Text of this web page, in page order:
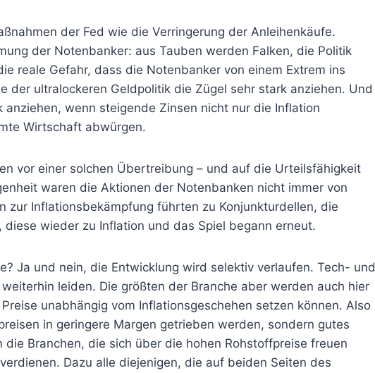
der Fed wie die Verringerung der Anleihenkäufe.
der Notenbanker: aus Tauben werden Falken, die Politik
reale Gefahr, dass die Notenbanker von einem Extrem ins
der ultralockeren Geldpolitik die Zügel sehr stark anziehen. Und
wenn steigende Zinsen nicht nur die Inflation
Wirtschaft abwürgen.
vor einer solchen Übertreibung – und auf die Urteilsfähigkeit
waren die Aktionen der Notenbanken nicht immer von
zur Inflationsbekämpfung führten zu Konjunkturdellen, die
diese wieder zu Inflation und das Spiel begann erneut.
Ja und nein, die Entwicklung wird selektiv verlaufen. Tech- und
leiden. Die größten der Branche aber werden auch hier
unabhängig vom Inflationsgeschehen setzen können. Also
in geringere Margen getrieben werden, sondern gutes
die Branchen, die sich über die hohen Rohstoffpreise freuen
Dazu alle diejenigen, die auf beiden Seiten des